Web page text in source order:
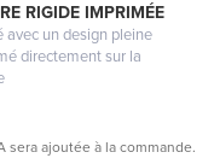
RIGIDE IMPRIMÉE
avec un design pleine
directement sur la
sera ajoutée à la commande.